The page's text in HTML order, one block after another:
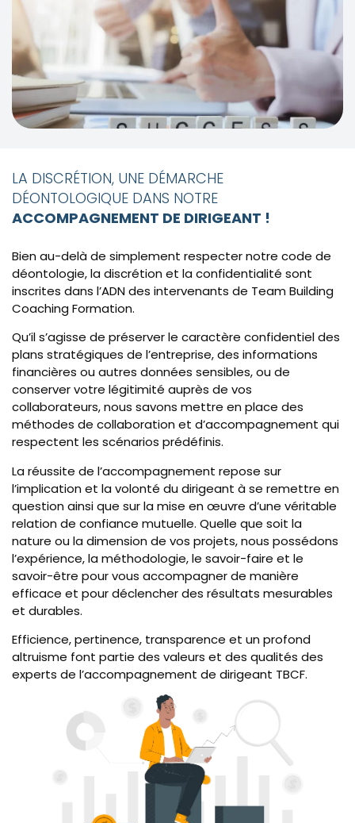
LA DISCRÉTION, UNE DÉMARCHE
DÉONTOLOGIQUE DANS NOTRE
ACCOMPAGNEMENT DE DIRIGEANT !
Bien au-delà de simplement respecter notre code de
déontologie, la discrétion et la confidentialité sont
inscrites dans l’ADN des intervenants de Team Building
Coaching Formation.
Qu’il s’agisse de préserver le caractère confidentiel des
plans stratégiques de l’entreprise, des informations
financières ou autres données sensibles, ou de
conserver votre légitimité auprès de vos
collaborateurs, nous savons mettre en place des
méthodes de collaboration et d’accompagnement qui
respectent les scénarios prédéfinis.
La réussite de l’accompagnement repose sur
l’implication et la volonté du dirigeant à se remettre en
question ainsi que sur la mise en œuvre d’une véritable
relation de confiance mutuelle. Quelle que soit la
nature ou la dimension de vos projets, nous possédons
l’expérience, la méthodologie, le savoir-faire et le
savoir-être pour vous accompagner de manière
efficace et pour déclencher des résultats mesurables
et durables.
Efficience, pertinence, transparence et un profond
altruisme font partie des valeurs et des qualités des
experts de l’accompagnement de dirigeant TBCF.